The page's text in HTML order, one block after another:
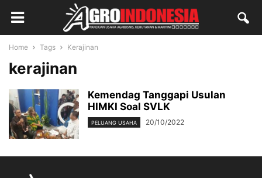
Home Tags Kerajinan
kerajinan
Kemendag Tanggapi Usulan
HIMKI Soal SVLK
PELUANG USAHA 20/10/2022